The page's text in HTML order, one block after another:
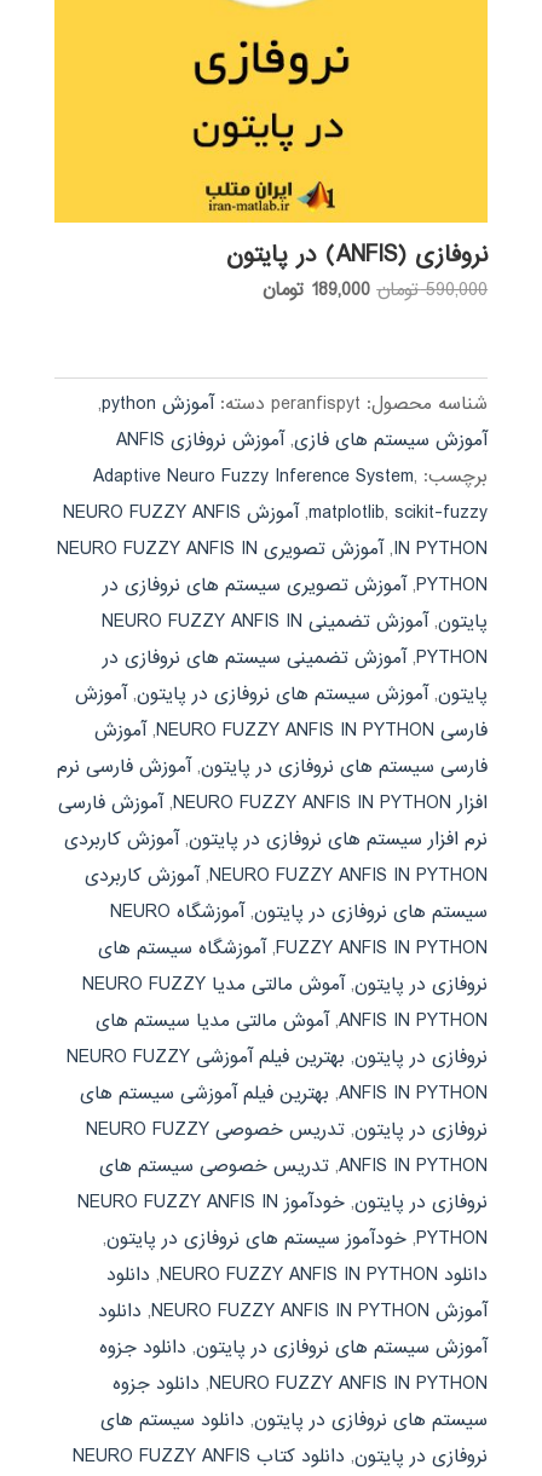
نروفازی (ANFIS) در پایتون
590,000 تومان قیمت
بود.
189,000 تومانقیمت
شناسه محصول: peranfispyt دسته:آموزش python
,
آموزش سیستم های فازی,آموزش نروفازی ANFIS
برچسب: Adaptive Neuro Fuzzy Inference System,
matplotlib,scikit-fuzzy
,
آموزش NEURO FUZZY ANFIS
IN PYTHON
,
آموزش تصویری NEURO FUZZY ANFIS IN
PYTHON
,آموزش تصویری سیستم های نروفازی در
پایتون,
آموزش تضمینی NEURO FUZZY ANFIS IN
PYTHON
,آموزش تضمینی سیستم های نروفازی در
پایتون,آموزش سیستم های نروفازی در پایتون,آموزش
فارسی NEURO FUZZY ANFIS IN PYTHON
,آموزش
فارسی سیستم های نروفازی در پایتون,آموزش فارسی نرم
افزار NEURO FUZZY ANFIS IN PYTHON
,آموزش فارسی
نرم افزار سیستم های نروفازی در پایتون,آموزش کاربردی
NEURO FUZZY ANFIS IN PYTHON
,آموزش کاربردی
سیستم های نروفازی در پایتون,
آموزشگاه NEURO
FUZZY ANFIS IN PYTHON
,آموزشگاه سیستم های
نروفازی در پایتون,
آموش مالتی مدیا NEURO FUZZY
ANFIS IN PYTHON
,آموش مالتی مدیا سیستم های
نروفازی در پایتون,
بهترین فیلم آموزشی NEURO FUZZY
ANFIS IN PYTHON
, بهترین فیلم آموزشی سیستم های
نروفازی در پایتون,
تدریس خصوصی NEURO FUZZY
ANFIS IN PYTHON
, تدریس خصوصی سیستم های
نروفازی در پایتون,
خودآموز NEURO FUZZY ANFIS IN
PYTHON
, خودآموز سیستم های نروفازی در پایتون,
دانلود NEURO FUZZY ANFIS IN PYTHON
, دانلود
آموزش NEURO FUZZY ANFIS IN PYTHON
, دانلود
آموزش سیستم های نروفازی در پایتون, دانلود جزوه
NEURO FUZZY ANFIS IN PYTHON
, دانلود جزوه
سیستم های نروفازی در پایتون, دانلود سیستم های
نروفازی در پایتون,
دانلود کتاب NEURO FUZZY ANFIS